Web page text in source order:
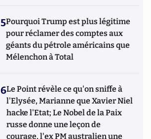
5Pourquoi Trump est plus légitime
pour réclamer des comptes aux
géants du pétrole américains que
Mélenchon à Total
6Le Point révèle ce qu'on sniffe à
l'Elysée, Marianne que Xavier Niel
hacke l'Etat; Le Nobel de la Paix
russe donne une leçon de
courage, l'ex PM australien une